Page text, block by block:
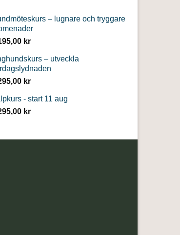
– lugnare och tryggare
kr
– utveckla
kr
- start 11 aug
kr